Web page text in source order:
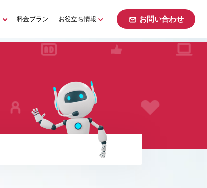
料金プラン お役立ち情報
お問い合わせ